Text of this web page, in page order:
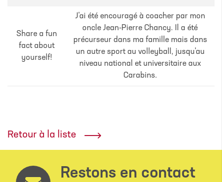
Share a fun
fact about
yourself!
J'ai été encouragé à coacher par mon
oncle Jean-Pierre Chancy. Il a été
précurseur dans ma famille mais dans
un autre sport au volleyball, jusqu'au
niveau national et universitaire aux
Carabins.
Retour à la liste
Restons en contact